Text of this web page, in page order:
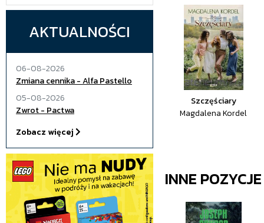
AKTUALNOŚCI
06-08-2026
Zmiana cennika - Alfa Pastello
05-08-2026
Zwrot - Pactwa
Zobacz więcej
Szczęściary
Magdalena Kordel
INNE